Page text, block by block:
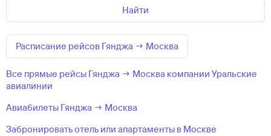
Найти
Расписание рейсов Гянджа → Москва
Все прямые рейсы Гянджа → Москва компании Уральские
авиалинии
Авиабилеты Гянджа → Москва
Забронировать отель или апартаменты в Москве